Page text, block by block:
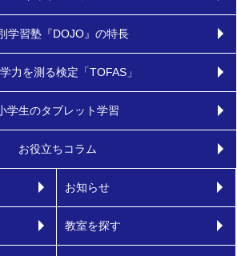
学習塾『DOJO』の特長
力を測る検定「TOFAS」
学生のタブレット学習
お役立ちコラム
お知らせ
教室を探す